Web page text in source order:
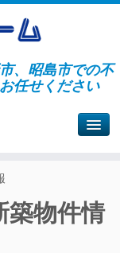
、昭島市での不
任せください
築物件情